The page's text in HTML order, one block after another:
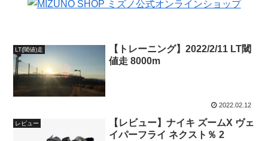
LT(閾値)走
【トレーニング】2022/2/11 LT閾
値走 8000m
2022.02.12
レビュー
【レビュー】ナイキ ズームX ヴェ
イパーフライ ネクスト％ 2